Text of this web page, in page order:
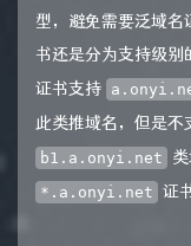
型，避免需要泛域
书还是分为支持级别
证书支持
此类推域名，但是不
b1.a.onyi.net
*.a.onyi.net 证